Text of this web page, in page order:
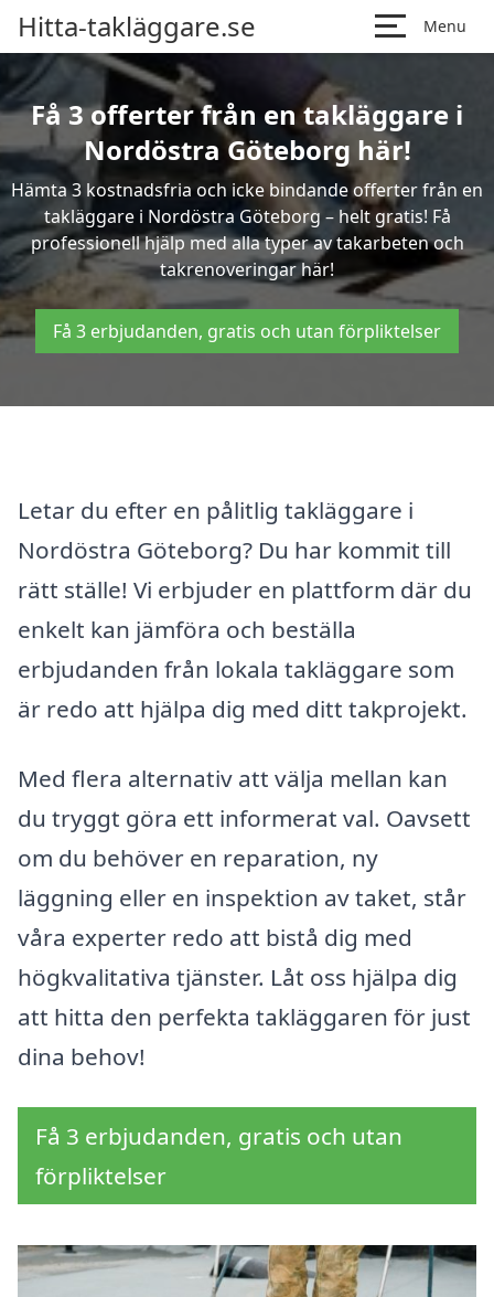
Hitta-takläggare.se Menu
Få 3 offerter från en takläggare i
Nordöstra Göteborg här!
Hämta 3 kostnadsfria och icke bindande offerter från en
takläggare i Nordöstra Göteborg – helt gratis! Få
professionell hjälp med alla typer av takarbeten och
takrenoveringar här!
Få 3 erbjudanden, gratis och utan förpliktelser
Letar du efter en pålitlig takläggare i
Nordöstra Göteborg? Du har kommit till
rätt ställe! Vi erbjuder en plattform där du
enkelt kan jämföra och beställa
erbjudanden från lokala takläggare som
är redo att hjälpa dig med ditt takprojekt.
Med flera alternativ att välja mellan kan
du tryggt göra ett informerat val. Oavsett
om du behöver en reparation, ny
läggning eller en inspektion av taket, står
våra experter redo att bistå dig med
högkvalitativa tjänster. Låt oss hjälpa dig
att hitta den perfekta takläggaren för just
dina behov!
Få 3 erbjudanden, gratis och utan
förpliktelser